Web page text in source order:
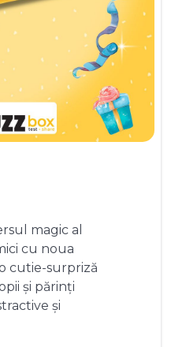
magic al
cu noua
cutie-surpriză
și părinți
și